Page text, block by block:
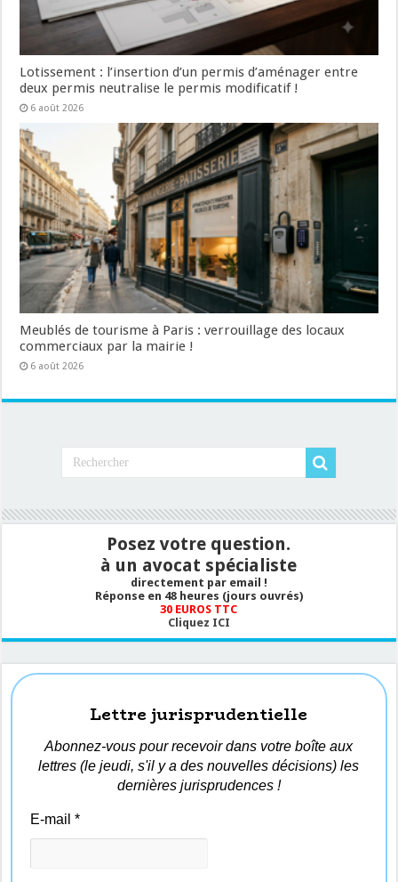
Lotissement : l’insertion d’un permis d’aménager entre
deux permis neutralise le permis modificatif !
6 août 2026
Meublés de tourisme à Paris : verrouillage des locaux
commerciaux par la mairie !
6 août 2026
Posez votre question.
à un avocat spécialiste
directement par email !
Réponse en 48 heures (jours ouvrés)
30 EUROS TTC
Cliquez ICI
Lettre jurisprudentielle
Abonnez-vous pour recevoir dans votre boîte aux
lettres (le jeudi, s'il y a des nouvelles décisions) les
dernières jurisprudences !
E-mail*